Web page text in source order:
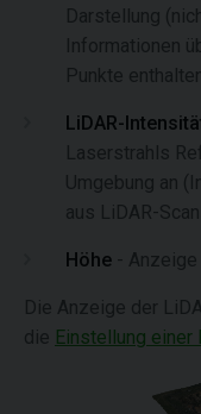
Darstellung
Informationen
Punkte
LiDAR-
Laserstrahls
Umgebung an
aus LiDAR-
Höhe -
Die Anzeige der
die Einstellung einer